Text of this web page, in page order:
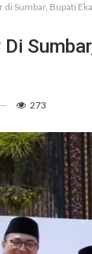
di Sumbar, Bupati
273